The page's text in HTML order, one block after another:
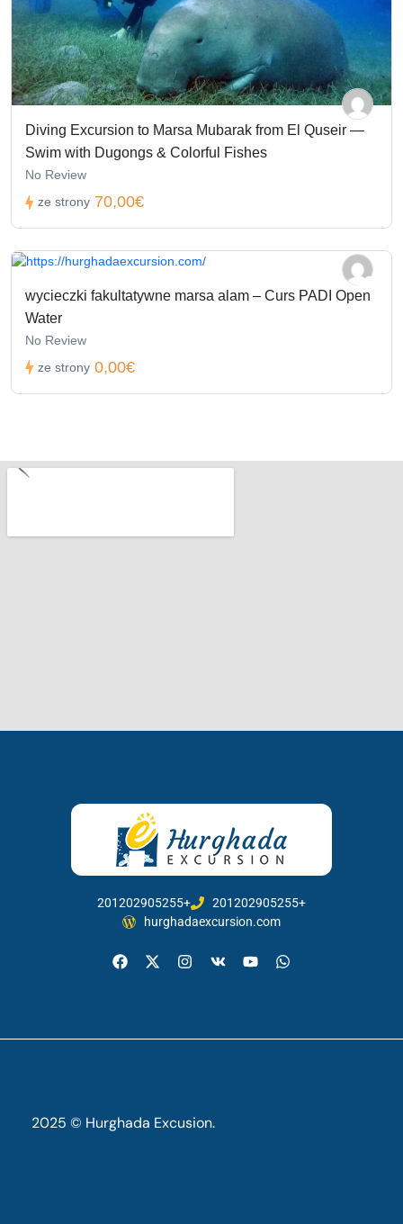
Diving Excursion to Marsa Mubarak from El Quseir —
Swim with Dugongs & Colorful Fishes
No Review
ze strony 70,00€
wycieczki fakultatywne marsa alam – Curs PADI Open
Water
No Review
ze strony 0,00€
201202905255+
201202905255+
hurghadaexcursion.com
2025 © Hurghada Excusion.